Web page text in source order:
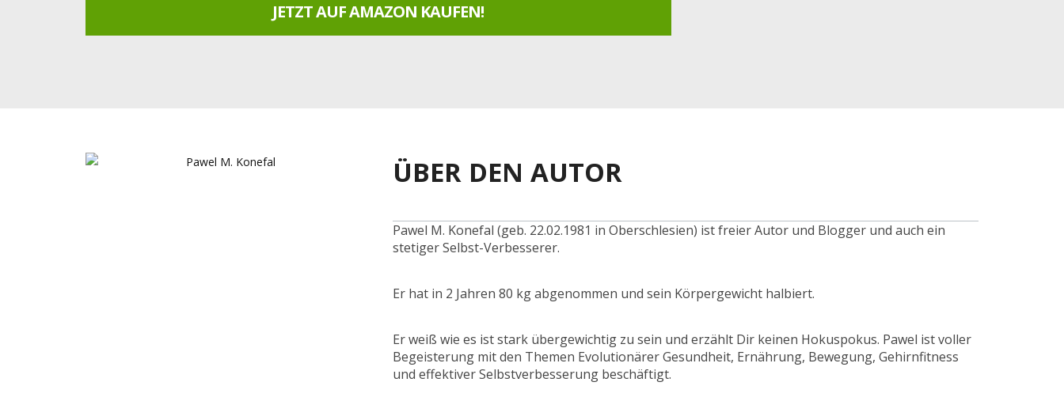
JETZT AUF AMAZON KAUFEN!
ÜBER DEN AUTOR
Pawel M. Konefal (geb. 22.02.1981 in Oberschlesien) ist freier Autor und Blogger und auch ein
stetiger Selbst-Verbesserer.
Er hat in 2 Jahren 80 kg abgenommen und sein Körpergewicht halbiert.
Er weiß wie es ist stark übergewichtig zu sein und erzählt Dir keinen Hokuspokus. Pawel ist voller
Begeisterung mit den Themen Evolutionärer Gesundheit, Ernährung, Bewegung, Gehirnfitness
und effektiver Selbstverbesserung beschäftigt.